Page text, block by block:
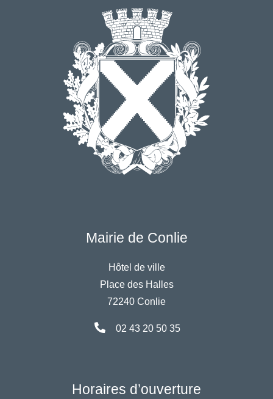
Mairie de Conlie
Hôtel de ville
Place des Halles
72240 Conlie
02 43 20 50 35
Horaires d’ouverture